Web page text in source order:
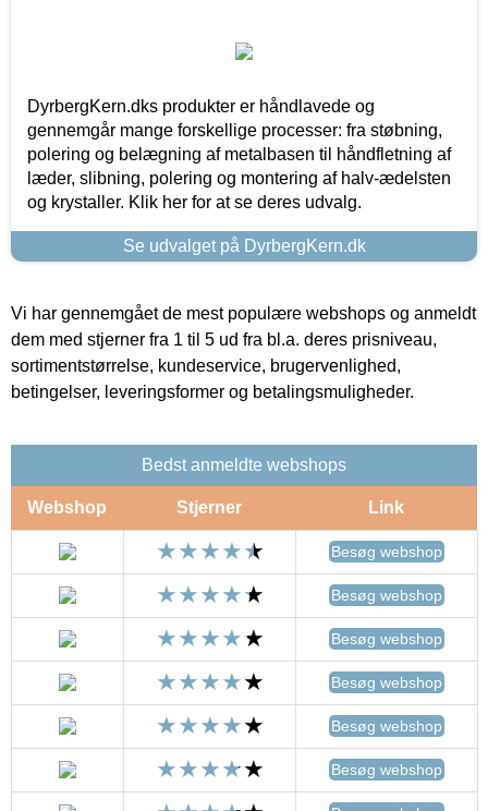
DyrbergKern.dks produkter er håndlavede og
gennemgår mange forskellige processer: fra støbning,
polering og belægning af metalbasen til håndfletning af
læder, slibning, polering og montering af halv-ædelsten
og krystaller. Klik her for at se deres udvalg.
Se udvalget på DyrbergKern.dk
Vi har gennemgået de mest populære webshops og anmeldt
dem med stjerner fra 1 til 5 ud fra bl.a. deres prisniveau,
sortimentstørrelse, kundeservice, brugervenlighed,
betingelser, leveringsformer og betalingsmuligheder.
Bedst anmeldte webshops
Webshop Stjerner Link
Besøg webshop
Besøg webshop
Besøg webshop
Besøg webshop
Besøg webshop
Besøg webshop